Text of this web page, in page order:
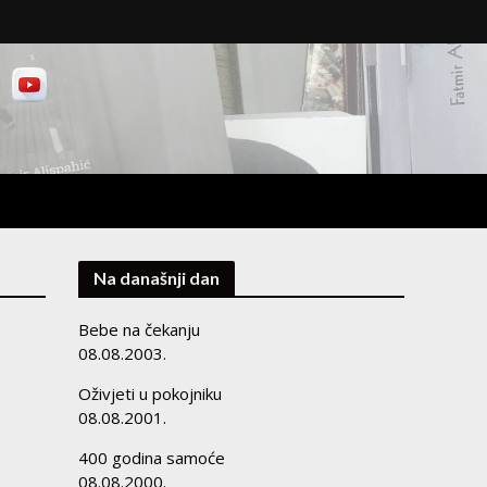
Na današnji dan
Bebe na čekanju
08.08.2003.
Oživjeti u pokojniku
08.08.2001.
400 godina samoće
08.08.2000.